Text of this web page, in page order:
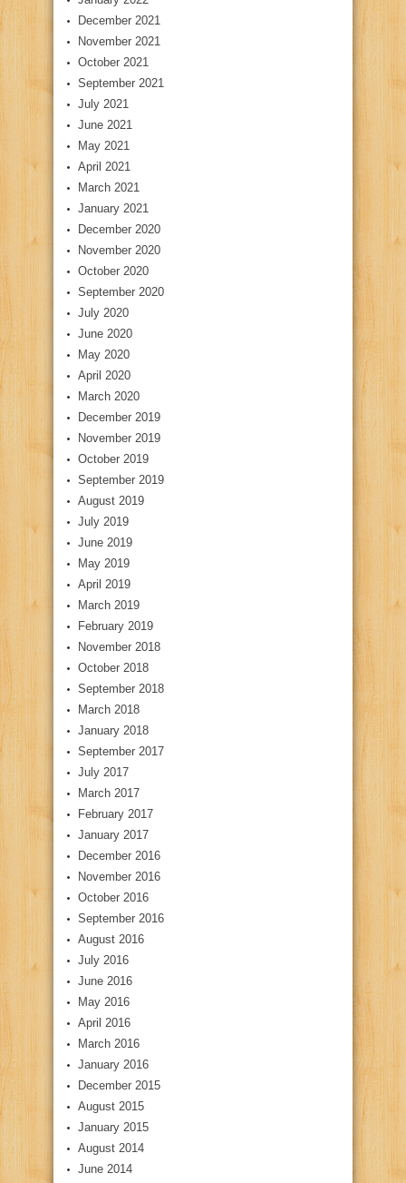
December 2021
November 2021
October 2021
September 2021
July 2021
June 2021
May 2021
April 2021
March 2021
January 2021
December 2020
November 2020
October 2020
September 2020
July 2020
June 2020
May 2020
April 2020
March 2020
December 2019
November 2019
October 2019
September 2019
August 2019
July 2019
June 2019
May 2019
April 2019
March 2019
February 2019
November 2018
October 2018
September 2018
March 2018
January 2018
September 2017
July 2017
March 2017
February 2017
January 2017
December 2016
November 2016
October 2016
September 2016
August 2016
July 2016
June 2016
May 2016
April 2016
March 2016
January 2016
December 2015
August 2015
January 2015
August 2014
June 2014